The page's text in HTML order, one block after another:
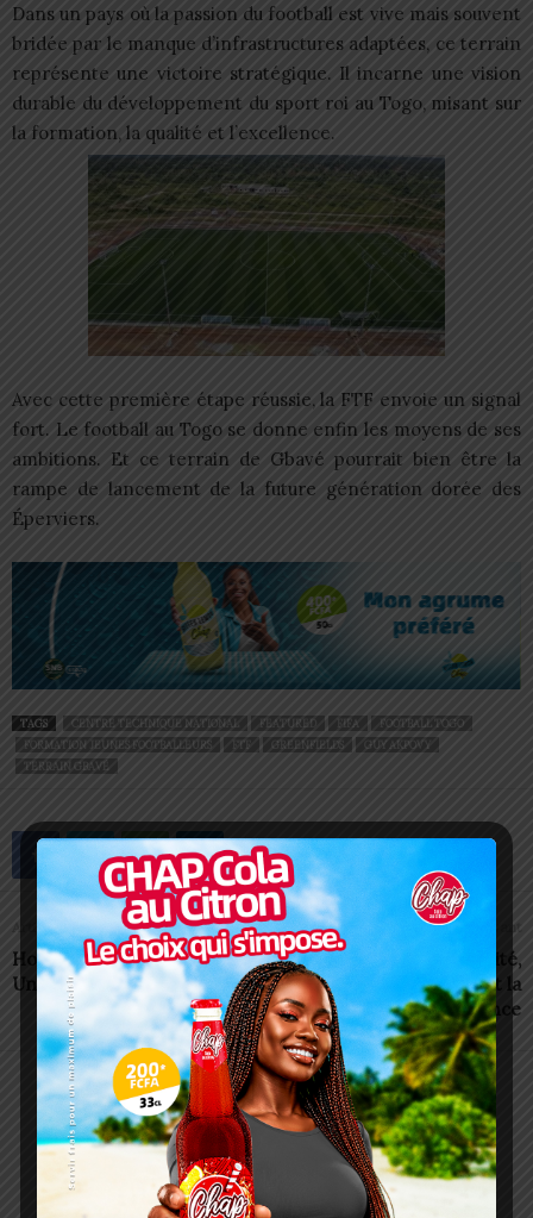
Dans un pays où la passion du football est vive mais souvent
bridée par le manque d’infrastructures adaptées, ce terrain
représente une victoire stratégique. Il incarne une vision
durable du développement du sport roi au Togo, misant sur
la formation, la qualité et l’excellence.
Avec cette première étape réussie, la FTF envoie un signal
fort. Le football au Togo se donne enfin les moyens de ses
ambitions. Et ce terrain de Gbavé pourrait bien être la
rampe de lancement de la future génération dorée des
Éperviers.
TAGS CENTRE TECHNIQUE NATIONAL FEATURED FIFA
FOOTBALL TOGO
FORMATION JEUNES FOOTBALLEURS
FTF GREENFIELDS
GUY AKPOVY
TERRAIN GBAVÉ
Article précédent
Hommage à Mgr Barrigah:
Un concert est annoncé
Article suivant
Ayiza 2025 : semer l’unité,
récolter la prospérité et la
résilience
Charbel SOSSOUVI